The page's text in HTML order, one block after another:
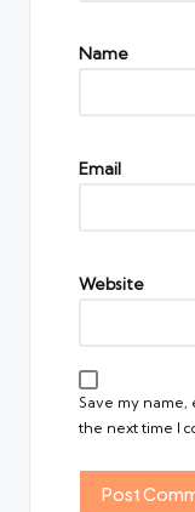
Name
Email
Website
Save my name,
the next time I